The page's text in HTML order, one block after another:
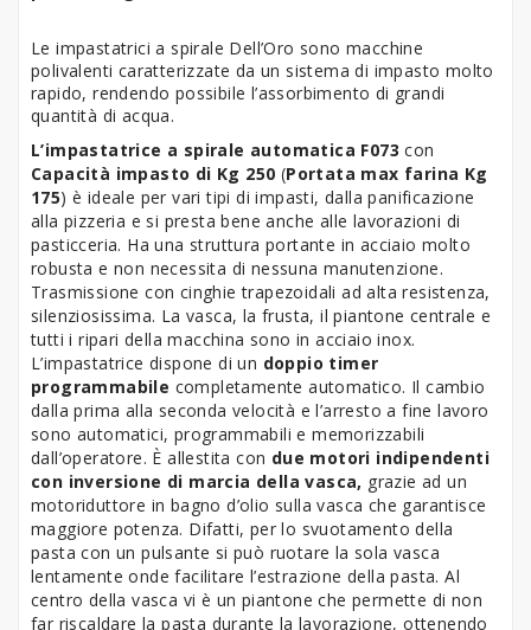
Le impastatrici a spirale Dell’Oro sono macchine
polivalenti caratterizzate da un sistema di impasto molto
rapido, rendendo possibile l’assorbimento di grandi
quantità di acqua.
L’impastatrice a spirale automatica F073 con
Capacità impasto di Kg 250 (Portata max farina Kg
175) è ideale per vari tipi di impasti, dalla panificazione
alla pizzeria e si presta bene anche alle lavorazioni di
pasticceria. Ha una struttura portante in acciaio molto
robusta e non necessita di nessuna manutenzione.
Trasmissione con cinghie trapezoidali ad alta resistenza,
silenziosissima. La vasca, la frusta, il piantone centrale e
tutti i ripari della macchina sono in acciaio inox.
L’impastatrice dispone di un doppio timer
programmabile completamente automatico. Il cambio
dalla prima alla seconda velocità e l’arresto a fine lavoro
sono automatici, programmabili e memorizzabili
dall’operatore. È allestita con due motori indipendenti
con inversione di marcia della vasca, grazie ad un
motoriduttore in bagno d’olio sulla vasca che garantisce
maggiore potenza. Difatti, per lo svuotamento della
pasta con un pulsante si può ruotare la sola vasca
lentamente onde facilitare l’estrazione della pasta. Al
centro della vasca vi è un piantone che permette di non
far riscaldare la pasta durante la lavorazione, ottenendo